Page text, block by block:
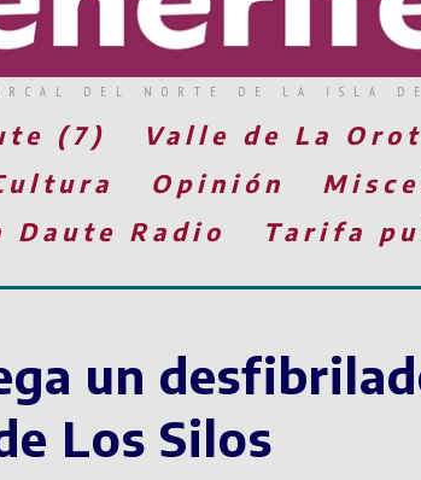
DEL NORTE DE LA ISLA
(7) Valle de La
Opinión
Daute Radio
Tarifa
un
Los Silos